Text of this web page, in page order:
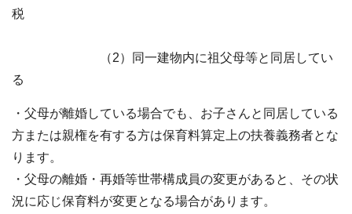
税
（2）同一建物内に祖父母等と同居してい
る
・父母が離婚している場合でも、お子さんと同居している
方または親権を有する方は保育料算定上の扶養義務者とな
ります。
・父母の離婚・再婚等世帯構成員の変更があると、その状
況に応じ保育料が変更となる場合があります。